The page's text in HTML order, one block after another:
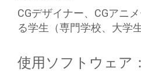
CGデザイナー、CGアニ
る学生（専門学校、大学生
使用ソフトウェア：